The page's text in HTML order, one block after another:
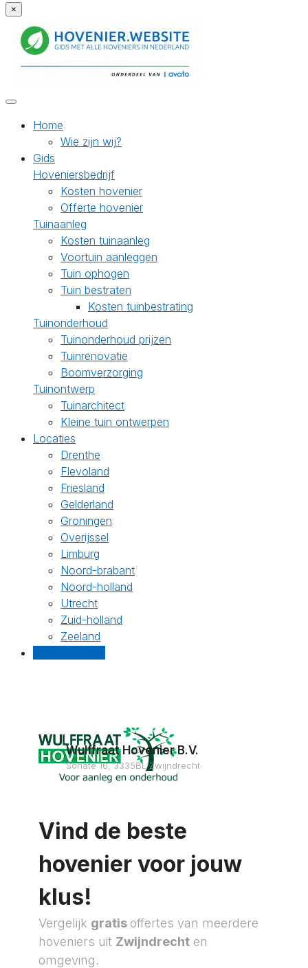
×
Home
Wie zijn wij?
Gids
Hoveniersbedrijf
Kosten hovenier
Offerte hovenier
Tuinaanleg
Kosten tuinaanleg
Voortuin aanleggen
Tuin ophogen
Tuin bestraten
Kosten tuinbestrating
Tuinonderhoud
Tuinonderhoud prijzen
Tuinrenovatie
Boomverzorging
Tuinontwerp
Tuinarchitect
Kleine tuin ontwerpen
Locaties
Drenthe
Flevoland
Friesland
Gelderland
Groningen
Overijssel
Limburg
Noord-brabant
Noord-holland
Utrecht
Zuid-holland
Zeeland
Wulffraat Hovenier B.V.
Sonate 16, 3335BL Zwijndrecht
Vind de beste
hovenier voor jouw
klus!
Vergelijk gratis offertes van meerdere
hoveniers uit Zwijndrecht en
omgeving.